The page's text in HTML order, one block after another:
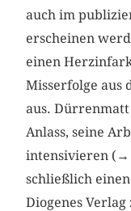
auch im
erscheinen
einen
Misserfolge aus
aus.
Anlass, seine
intensivieren (→
schließlich
Diogenes